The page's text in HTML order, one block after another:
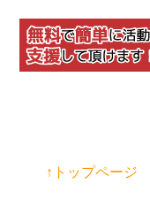
↑トップページ